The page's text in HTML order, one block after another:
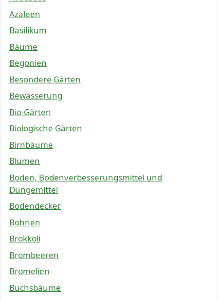
Azaleen
Basilikum
Bäume
Begonien
Besondere Gärten
Bewässerung
Bio-Gärten
Biologische Gärten
Birnbäume
Blumen
Boden, Bodenverbesserungsmittel und
Düngemittel
Bodendecker
Bohnen
Brokkoli
Brombeeren
Bromelien
Buchsbäume